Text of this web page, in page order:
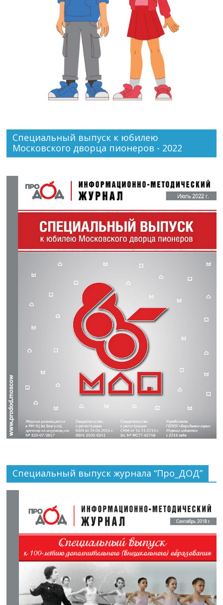
Специальный выпуск к юбилею
Московского дворца пионеров - 2022
Специальный выпуск журнала “Про_ДОД”